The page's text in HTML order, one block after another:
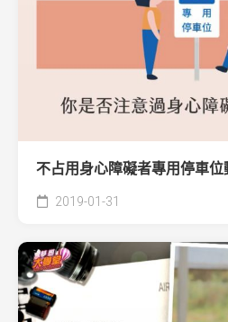
不占用身心障礙者專用停車
2019-01-31